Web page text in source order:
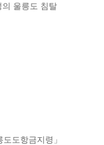
울릉도 침탈
도항금지령」